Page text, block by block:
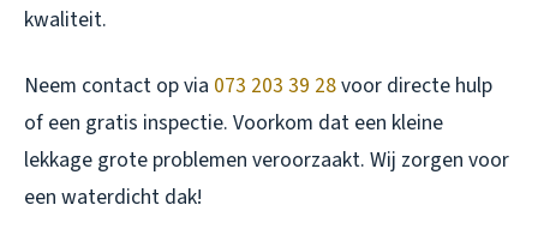
kwaliteit.
Neem contact op via 073 203 39 28voor directe hulp
of een gratis inspectie. Voorkom dat een kleine
lekkage grote problemen veroorzaakt. Wij zorgen voor
een waterdicht dak!